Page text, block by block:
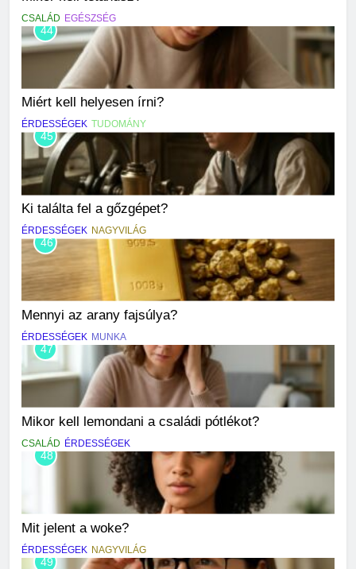
CSALÁD EGÉSZSÉG
44
Miért kell helyesen írni?
ÉRDESSÉGEK TUDOMÁNY
45
Ki találta fel a gőzgépet?
ÉRDESSÉGEK NAGYVILÁG
46
Mennyi az arany fajsúlya?
ÉRDESSÉGEK MUNKA
47
Mikor kell lemondani a családi pótlékot?
CSALÁD ÉRDESSÉGEK
48
Mit jelent a woke?
ÉRDESSÉGEK NAGYVILÁG
49